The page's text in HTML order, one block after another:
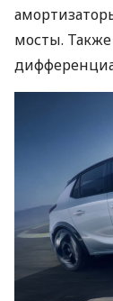
мосты.